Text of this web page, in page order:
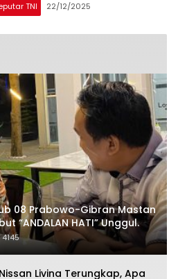
TNI 22/12/2025
08 Prabowo-Gibran Mastan
“ANDALAN HATI” Unggul.
4145
Livina Terungkap, Apa